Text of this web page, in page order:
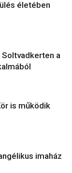
életében
a
is működik
imaház